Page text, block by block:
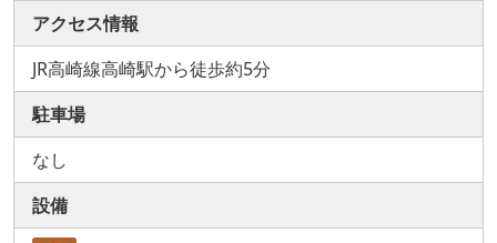
アクセス情報
JR高崎線高崎駅から徒歩約5分
駐車場
なし
設備